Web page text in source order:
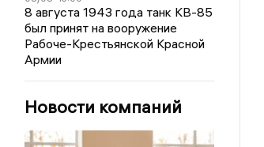
8 августа 1943 года танк КВ-85
был принят на вооружение
Рабоче-Крестьянской Красной
Армии
Новости компаний